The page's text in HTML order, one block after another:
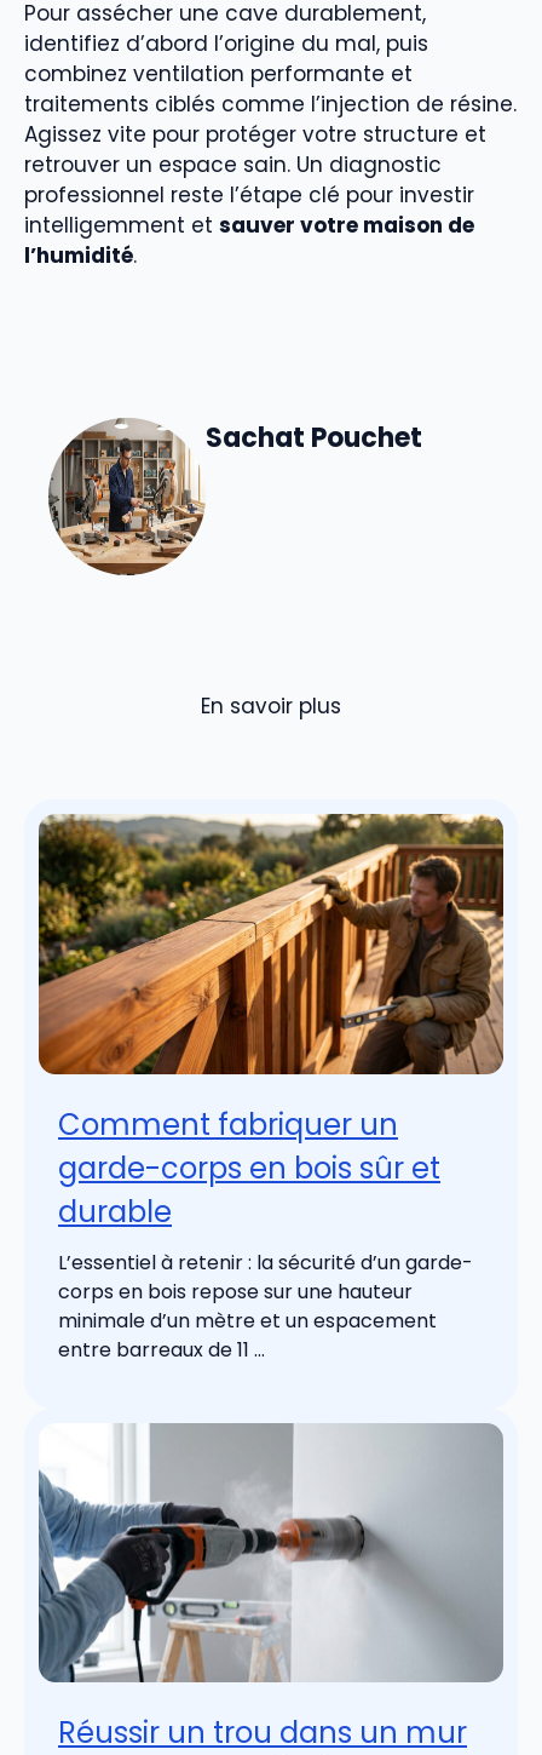
Pour assécher une cave durablement,
identifiez d’abord l’origine du mal, puis
combinez ventilation performante et
traitements ciblés comme l’injection de résine.
Agissez vite pour protéger votre structure et
retrouver un espace sain. Un diagnostic
professionnel reste l’étape clé pour investir
intelligemment et sauver votre maison de
l’humidité.
Sachat Pouchet
En savoir plus
Comment fabriquer un
garde-corps en bois sûr et
durable
L’essentiel à retenir : la sécurité d’un garde-
corps en bois repose sur une hauteur
minimale d’un mètre et un espacement
entre barreaux de 11 ...
Réussir un trou dans un mur